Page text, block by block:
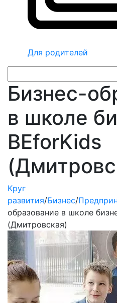
Для родителей
Бизнес-
в школе
BEforKids
Круг
развития/Бизнес/
образование в школе
(Дмитровская)